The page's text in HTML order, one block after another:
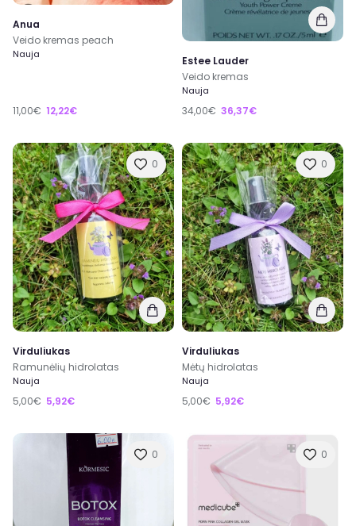
Anua
Veido kremas peach
Nauja
11,00€ 12,22€
Estee Lauder
Veido kremas
Nauja
34,00€ 36,37€
0
Virduliukas
Ramunėlių hidrolatas
Nauja
5,00€ 5,92€
0
Virduliukas
Mėtų hidrolatas
Nauja
5,00€ 5,92€
0 0